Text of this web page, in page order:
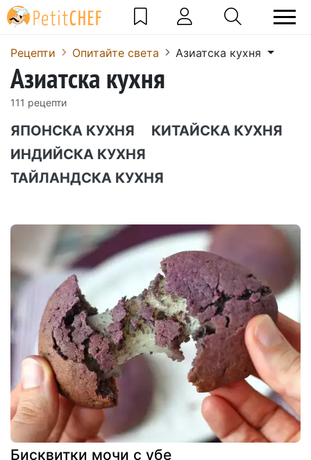
Рецепти Опитайте света Азиатска кухня
Азиатска кухня
111 рецепти
ЯПОНСКА КУХНЯ
КИТАЙСКА КУХНЯ
ИНДИЙСКА КУХНЯ
ТАЙЛАНДСКА КУХНЯ
Бисквитки мочи с убе